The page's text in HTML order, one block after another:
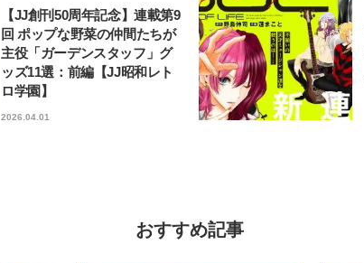
【JJ創刊50周年記念】連載第9
回 ポップな野菜の仲間たちが
主役「ガーデンスタッフ」グ
ッズ11選：前編【JJ昭和レト
ロ学園】
2026.04.01
おすすめ記事